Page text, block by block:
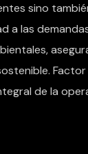
sino
a las
de la